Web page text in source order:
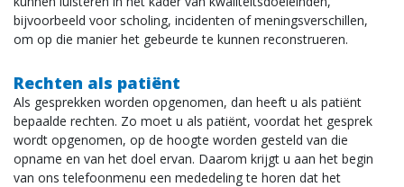
bijvoorbeeld voor scholing, incidenten of meningsverschillen,
om op die manier het gebeurde te kunnen reconstrueren.
Rechten als patiënt
Als gesprekken worden opgenomen, dan heeft u als patiënt
bepaalde rechten. Zo moet u als patiënt, voordat het gesprek
wordt opgenomen, op de hoogte worden gesteld van die
opname en van het doel ervan. Daarom krijgt u aan het begin
van ons telefoonmenu een mededeling te horen dat het